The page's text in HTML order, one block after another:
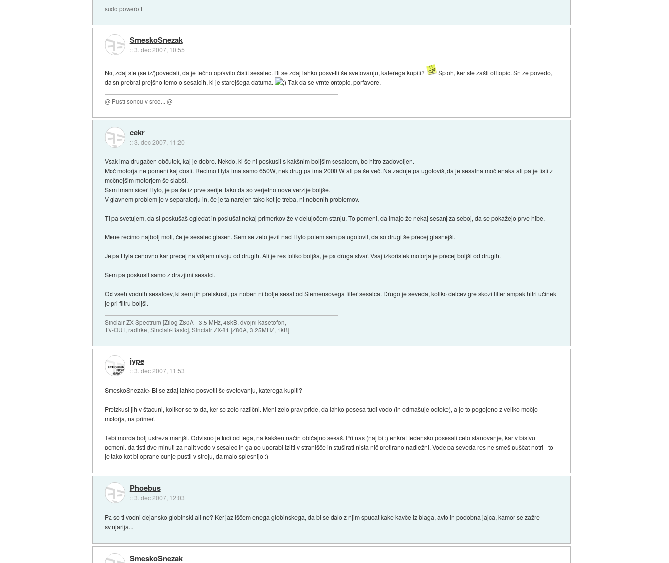
sudo poweroff
SmeskoSnezak
::3. dec 2007, 10:55
No, zdaj ste (se iz/)povedali, da je tečno opravilo čistit sesalec. Bi se zdaj lahko posvetli še svetovanju, katerega kupiti?
Sploh, ker ste zašli offtopic. Sn že povedo,
da sn prebral prejšno temo o sesalcih, ki je starejšega datuma.
Tak da se vrnte ontopic, porfavore.
@ Pusti soncu v srce... @
cekr
::3. dec 2007, 11:20
Vsak ima drugačen občutek, kaj je dobro. Nekdo, ki še ni poskusil s kakšnim boljšim sesalcem, bo hitro zadovoljen.
Moč motorja ne pomeni kaj dosti. Recimo Hyla ima samo 650W, nek drug pa ima 2000 W ali pa še več. Na zadnje pa ugotoviš, da je sesalna moč enaka ali pa je tisti z
močnejšim motorjem še slabši.
Sam imam sicer Hylo, je pa še iz prve serije, tako da so verjetno nove verzije boljše.
V glavnem problem je v separatorju in, če je ta narejen tako kot je treba, ni nobenih problemov.
Ti pa svetujem, da si poskušaš ogledat in poslušat nekaj primerkov že v delujočem stanju. To pomeni, da imajo že nekaj sesanj za seboj, da se pokažejo prve hibe.
Mene recimo najbolj moti, če je sesalec glasen. Sem se zelo jezil nad Hylo potem sem pa ugotovil, da so drugi še precej glasnejši.
Je pa Hyla cenovno kar precej na višjem nivoju od drugih. Ali je res toliko boljša, je pa druga stvar. Vsaj izkoristek motorja je precej boljši od drugih.
Sem pa poskusil samo z dražjimi sesalci.
Od vseh vodnih sesalcev, ki sem jih preiskusil, pa noben ni bolje sesal od Siemensovega filter sesalca. Drugo je seveda, koliko delcev gre skozi filter ampak hitri učinek
je pri filtru boljši.
Sinclair ZX Spectrum [Zilog Z80A - 3.5 MHz, 48kB, dvojni kasetofon,
TV-OUT, radirke, Sinclair-Basic], Sinclair ZX-81 [Z80A, 3.25MHZ, 1kB]
jype
::3. dec 2007, 11:53
SmeskoSnezak> Bi se zdaj lahko posvetli še svetovanju, katerega kupiti?
Preizkusi jih v štacuni, kolikor se to da, ker so zelo različni. Meni zelo prav pride, da lahko posesa tudi vodo (in odmašuje odtoke), a je to pogojeno z veliko močjo
motorja, na primer.
Tebi morda bolj ustreza manjši. Odvisno je tudi od tega, na kakšen način običajno sesaš. Pri nas (naj bi :) enkrat tedensko posesali celo stanovanje, kar v bistvu
pomeni, da tisti dve minuti za nalit vodo v sesalec in ga po uporabi izliti v stranišče in stuširati nista nič pretirano nadležni. Vode pa seveda res ne smeš puščat notri - to
je tako kot bi oprane cunje pustil v stroju, da malo splesnijo :)
Phoebus
::3. dec 2007, 12:03
Pa so ti vodni dejansko globinski ali ne? Ker jaz iščem enega globinskega, da bi se dalo z njim spucat kake kavče iz blaga, avto in podobna jajca, kamor se zažre
svinjarija...
SmeskoSnezak